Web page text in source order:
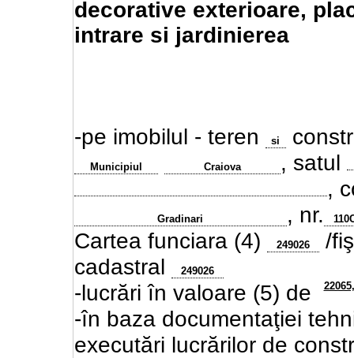
decorative exterioare,
intrare si jardinierea
-pe imobilul - teren si
Municipiul Craiova
, satul
,
Gradinari , nr.
Cartea funciara (4) 249026
/
cadastral
249026
-lucrări în valoare (5) de
-în baza documentaţiei
executări lucrărilor de